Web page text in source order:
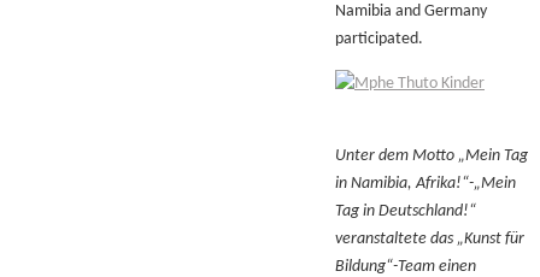
Namibia and Germany
participated.
Unter dem Motto „Mein Tag
in Namibia, Afrika!“-„Mein
Tag in Deutschland!“
veranstaltete das „Kunst für
Bildung“-Team einen